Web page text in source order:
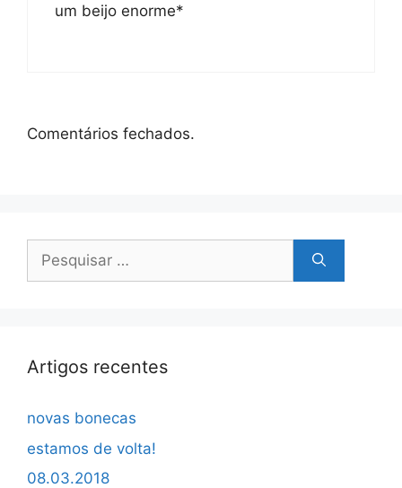
um beijo enorme*
Comentários fechados.
Pesquisar
Artigos recentes
novas bonecas
estamos de volta!
08.03.2018